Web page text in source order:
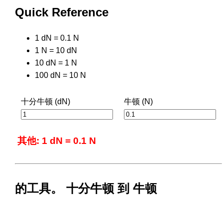
Quick Reference
1 dN = 0.1 N
1 N = 10 dN
10 dN = 1 N
100 dN = 10 N
十分牛顿 (dN) 牛顿 (N)
其他: 1 dN = 0.1 N
的工具。 十分牛顿 到 牛顿